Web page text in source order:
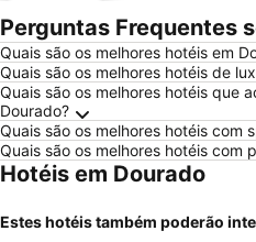
Perguntas Frequentes
Quais são os melhores hotéis em
Quais são os melhores hotéis de
Quais são os melhores hotéis que
Dourado?
Quais são os melhores hotéis com
Quais são os melhores hotéis com
Hotéis em Dourado
Estes hotéis também poderão